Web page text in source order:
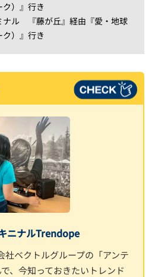
）』行き
ナル 『藤が丘』経由『愛・地球
）』行き
ニナルTrendope
社ベクトルグループの「アンテ
、今知っておきたいトレンド